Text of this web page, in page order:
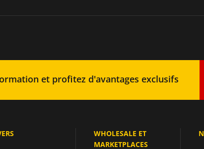
et profitez d'avantages exclusifs
WHOLESALE ET
MARKETPLACES